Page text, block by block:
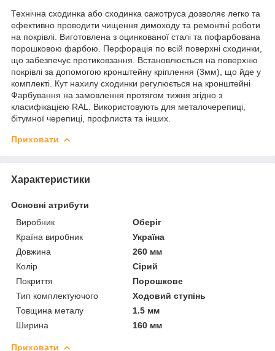
Технічна сходинка або сходинка сажотруса дозволяє легко та
ефективно проводити чищення димоходу та ремонтні роботи
на покрівлі. Виготовлена з оцинкованої сталі та пофарбована
порошковою фарбою. Перфорація по всій поверхні сходинки,
що забезпечує протиковзання. Встановлюється на поверхню
покрівлі за допомогою кронштейну кріплення (3мм), що йде у
комплекті. Кут нахилу сходинки регулюється на кронштейні
Фарбування на замовлення протягом тижня згідно з
класифікацією RAL. Використовують для металочерепиці,
бітумної черепиці, профлиста та інших.
Приховати
Характеристики
Основні атрибути
Виробник
Оберіг
Країна виробник
Україна
Довжина
260 мм
Колір
Сірий
Покриття
Порошкове
Тип комплектуючого
Ходовий ступінь
Товщина металу
1.5 мм
Ширина
160 мм
Приховати